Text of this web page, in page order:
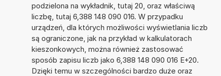
podzielona na wykładnik, tutaj 20, oraz właściwą
liczbę, tutaj 6,388 148 090 016. W przypadku
urządzeń, dla których możliwości wyświetlania liczb
są ograniczone, jak na przykład w kalkulatorach
kieszonkowych, można również zastosować
sposób zapisu liczb jako 6,388 148 090 016 E+20.
Dzięki temu w szczególności bardzo duże oraz